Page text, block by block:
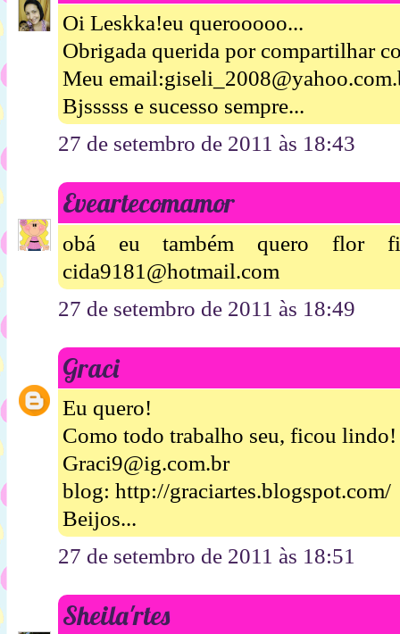
Oi Leskka!eu querooooo...
Obrigada querida por compartilhar
Meu
Bjsssss e sucesso sempre...
27 de setembro de 2011 às 18:43
Eveartecomamor
obá eu também quero flor
cida9181@hotmail.com
27 de setembro de 2011 às 18:49
Graci
Eu quero!
Como todo trabalho seu, ficou lindo!
Graci9@ig.com.br
blog: http://graciartes.blogspot.com/
Beijos...
27 de setembro de 2011 às 18:51
Sheila'rtes